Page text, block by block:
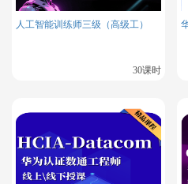
- ICMP (Internet Control
（如`ping`、`traceroute`
- OSPF (Open Shortest Path
关协议）。
- BGP (Border Gateway
人工智能训练师三级（高级工）
30课时